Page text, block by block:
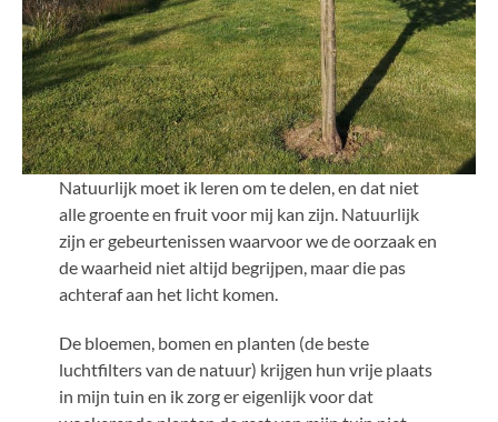
Natuurlijk moet ik leren om te delen, en dat niet
alle groente en fruit voor mij kan zijn. Natuurlijk
zijn er gebeurtenissen waarvoor we de oorzaak en
de waarheid niet altijd begrijpen, maar die pas
achteraf aan het licht komen.
De bloemen, bomen en planten (de beste
luchtfilters van de natuur) krijgen hun vrije plaats
in mijn tuin en ik zorg er eigenlijk voor dat